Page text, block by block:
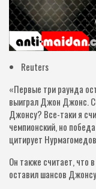
Reuters
«Первые три раунда
выиграл Джон Джонс.
Джонсу? Все-таки я
чемпионский, но
цитирует
Он также считает, что
оставил шансов